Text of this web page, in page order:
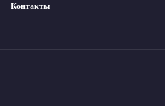
Контакты